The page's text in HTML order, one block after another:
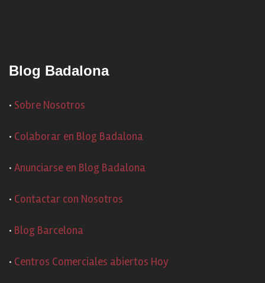
Blog Badalona
· Sobre Nosotros
· Colaborar en Blog Badalona
· Anunciarse en Blog Badalona
· Contactar con Nosotros
· Blog Barcelona
· Centros Comerciales abiertos Hoy